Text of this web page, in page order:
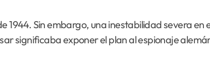
1944. Sin embargo, una inestabilidad severa
significaba exponer el plan al espionaje